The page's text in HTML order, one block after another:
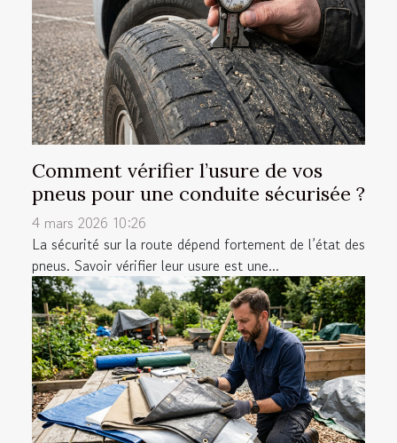
Comment vérifier l’usure de vos
pneus pour une conduite sécurisée ?
4 mars 2026 10:26
La sécurité sur la route dépend fortement de l’état des
pneus. Savoir vérifier leur usure est une...